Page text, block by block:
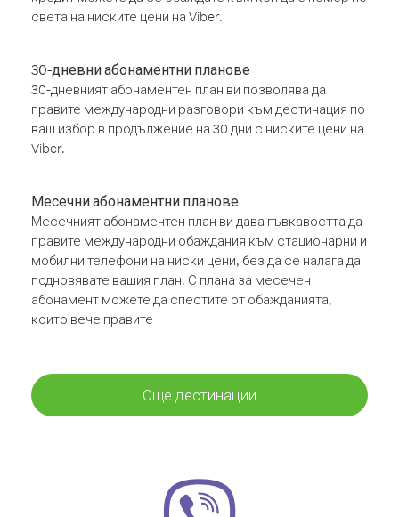
света на ниските цени на Viber.
30-дневни абонаментни планове
30-дневният абонаментен план ви позволява да
правите международни разговори към дестинация по
ваш избор в продължение на 30 дни с ниските цени на
Viber.
Месечни абонаментни планове
Месечният абонаментен план ви дава гъвкавостта да
правите международни обаждания към стационарни и
мобилни телефони на ниски цени, без да се налага да
подновявате вашия план. С плана за месечен
абонамент можете да спестите от обажданията,
които вече правите
Още дестинации